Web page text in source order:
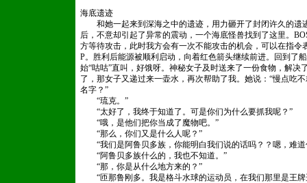
海底遗迹
和她一起来到深海之中的遗迹，用力砸开了封闭许久的遗
后，不意却引起了异常的震动，一个海底怪兽找到了这里。
方等待攻击，此时我方会有一次不能攻击的机会，可以在指令
P。胜利后能源被顺利启动，向着红色箭头继续前进。回到了
始“咕咕”直叫，好饿呀。神秘女子及时送来了一份食物，解决
了，那女子又递过来一壶水，再次帮助了我。她说：“慢点吃
名字？”
“琉克。”
“太好了，我终于知道了。可是你们为什么要抓我呢？”
“哦，是他们把你当成了魔物吧。”
“那么，你们又是什么人呢？”
“我们是阿鲁贝多族，你能明白我们说的话吗？？嗯，难道
“阿鲁贝多族什么的，我也不知道。”
“那，你是从什么地方来的？”
“匝那鲁刚多。我是格斗水球的运动员，在我们那里是王牌